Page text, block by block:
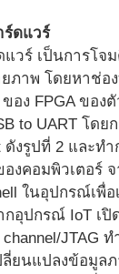
ร์ดแวร์
แวร์ เป็นการโจ
ภาพ โดยหาช่อ
ของ FPGA ของ
to UART โดย
ดังรูปที่ 2 และท
องคอมพิวเตอร์
ในอุปกรณ์เพื่
อุปกรณ์ IoT เปิ
JTAG
ลี่ยนแปลงข้อมูล